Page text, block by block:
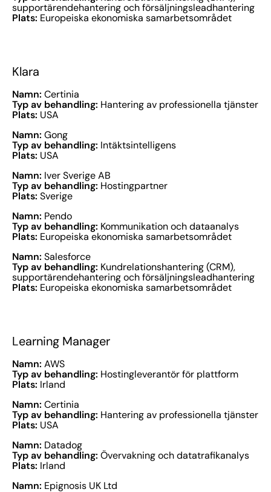
supportärendehantering och försäljningsleadhantering
Plats: Europeiska ekonomiska samarbetsområdet
Klara
Namn: Certinia
Typ av behandling: Hantering av professionella tjänster
Plats: USA
Namn: Gong
Typ av behandling: Intäktsintelligens
Plats: USA
Namn: Iver Sverige AB
Typ av behandling: Hostingpartner
Plats: Sverige
Namn: Pendo
Typ av behandling: Kommunikation och dataanalys
Plats: Europeiska ekonomiska samarbetsområdet
Namn: Salesforce
Typ av behandling: Kundrelationshantering (CRM),
supportärendehantering och försäljningsleadhantering
Plats: Europeiska ekonomiska samarbetsområdet
Learning Manager
Namn: AWS
Typ av behandling: Hostingleverantör för plattform
Plats: Irland
Namn: Certinia
Typ av behandling: Hantering av professionella tjänster
Plats: USA
Namn: Datadog
Typ av behandling: Övervakning och datatrafikanalys
Plats: Irland
Namn: Epignosis UK Ltd